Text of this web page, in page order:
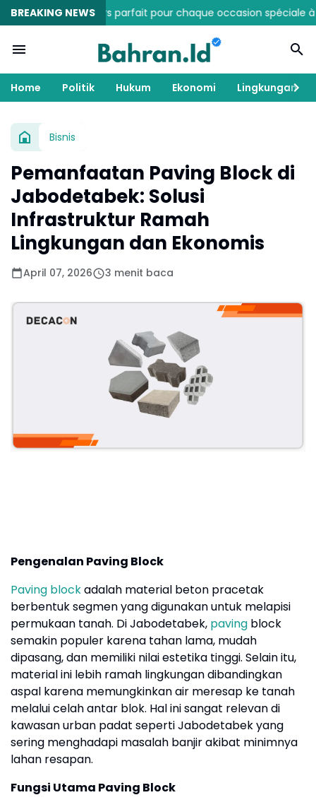
BREAKING NEWS
de fleurs parfait pour chaque occasion spéciale à Bali
Home Politik Hukum Ekonomi Lingkungan
Bisnis
Pemanfaatan Paving Block di
Jabodetabek: Solusi
Infrastruktur Ramah
Lingkungan dan Ekonomis
April 07, 2026 3 menit baca
Pengenalan Paving Block
Paving blockadalah material beton pracetak
berbentuk segmen yang digunakan untuk melapisi
permukaan tanah. Di Jabodetabek, paving block
semakin populer karena tahan lama, mudah
dipasang, dan memiliki nilai estetika tinggi. Selain itu,
material ini lebih ramah lingkungan dibandingkan
aspal karena memungkinkan air meresap ke tanah
melalui celah antar blok. Hal ini sangat relevan di
kawasan urban padat seperti Jabodetabek yang
sering menghadapi masalah banjir akibat minimnya
lahan resapan.
Fungsi Utama Paving Block